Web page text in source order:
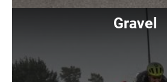
Gravel